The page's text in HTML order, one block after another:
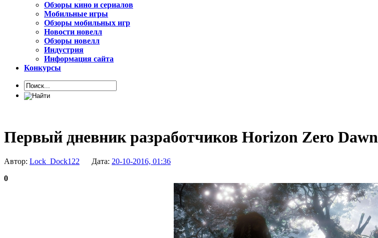
Обзоры кино и сериалов
Мобильные игры
Обзоры мобильных игр
Новости новелл
Обзоры новелл
Индустрия
Информация сайта
Конкурсы
Первый дневник разработчиков Horizon Zero Dawn
Автор: Lock_Dock122 Дата: 20-10-2016, 01:36
0